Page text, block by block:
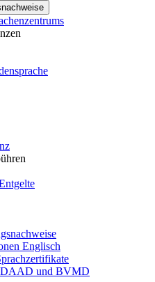
Englisch
DAAD und BVMD